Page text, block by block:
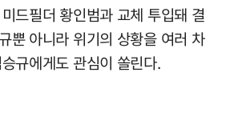
드필더 황인범과 교체 투입돼 결
뿐 아니라 위기의 상황을 여러 차
규에게도 관심이 쏠린다.